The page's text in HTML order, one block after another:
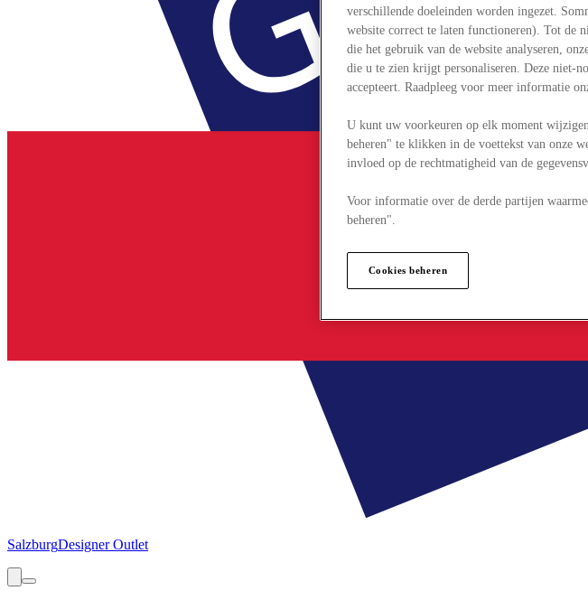
SalzburgDesigner Outlet
verschillende doeleinden worden ingezet.
website correct te laten functioneren). Tot de
die het gebruik van de website analyseren,
die u te zien krijgt personaliseren. Deze niet-
accepteert. Raadpleeg voor meer informatie
U kunt uw voorkeuren op elk moment
beheren" te klikken in de voettekst van onze
invloed op de rechtmatigheid van de
Voor informatie over de derde partijen
beheren".
Cookies beheren